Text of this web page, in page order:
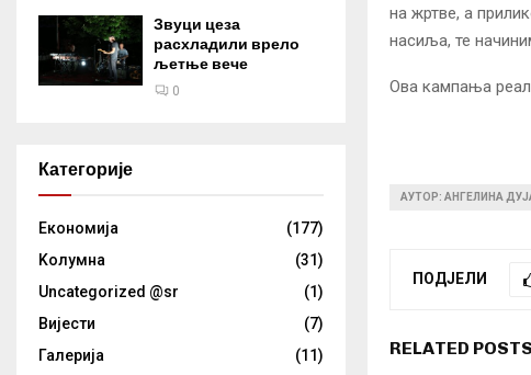
на жртве, а
насиља, те
Ова кампања
АУТОР: АНГЕЛИНА
ПОДЈЕЛИ
RELATED POSTS
Звуци цеза
расхладили врело
љетње вече
0
Категорије
Eкономија
(177)
Kолумнa
(31)
Uncategorized @sr
(1)
Вијести
(7)
Галерија
(11)